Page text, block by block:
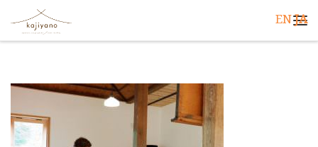
コンテンツへスキップ
EN JA